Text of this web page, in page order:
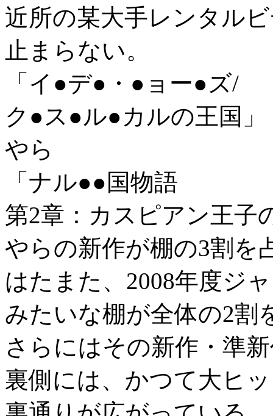
近所の某大手レンタル
止まらない。
「イ●デ●・●ョー●ズ/
ク●ス●ル●カルの王国」
やら
「ナル●●国物語
第2章：カスピアン王子
やらの新作が棚の3割を
はたまた、2008年度ジ
みたいな棚が全体の2割
さらにはその新作・準
裏側には、かつて大ヒ